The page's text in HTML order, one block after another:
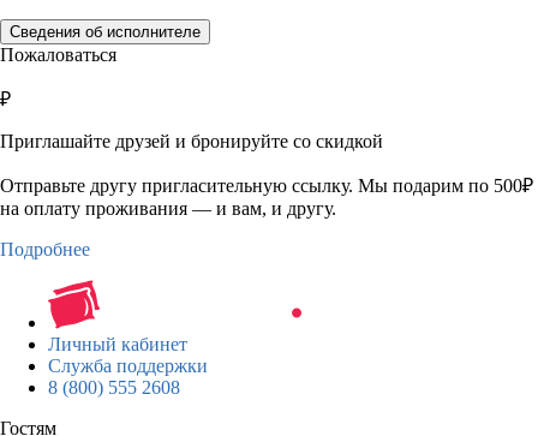
Сведения об исполнителе
Пожаловаться
₽
Приглашайте друзей и бронируйте со скидкой
Отправьте другу пригласительную ссылку. Мы подарим по 500₽
на оплату проживания — и вам, и другу.
Подробнее
Личный кабинет
Служба поддержки
8 (800) 555 2608
Гостям